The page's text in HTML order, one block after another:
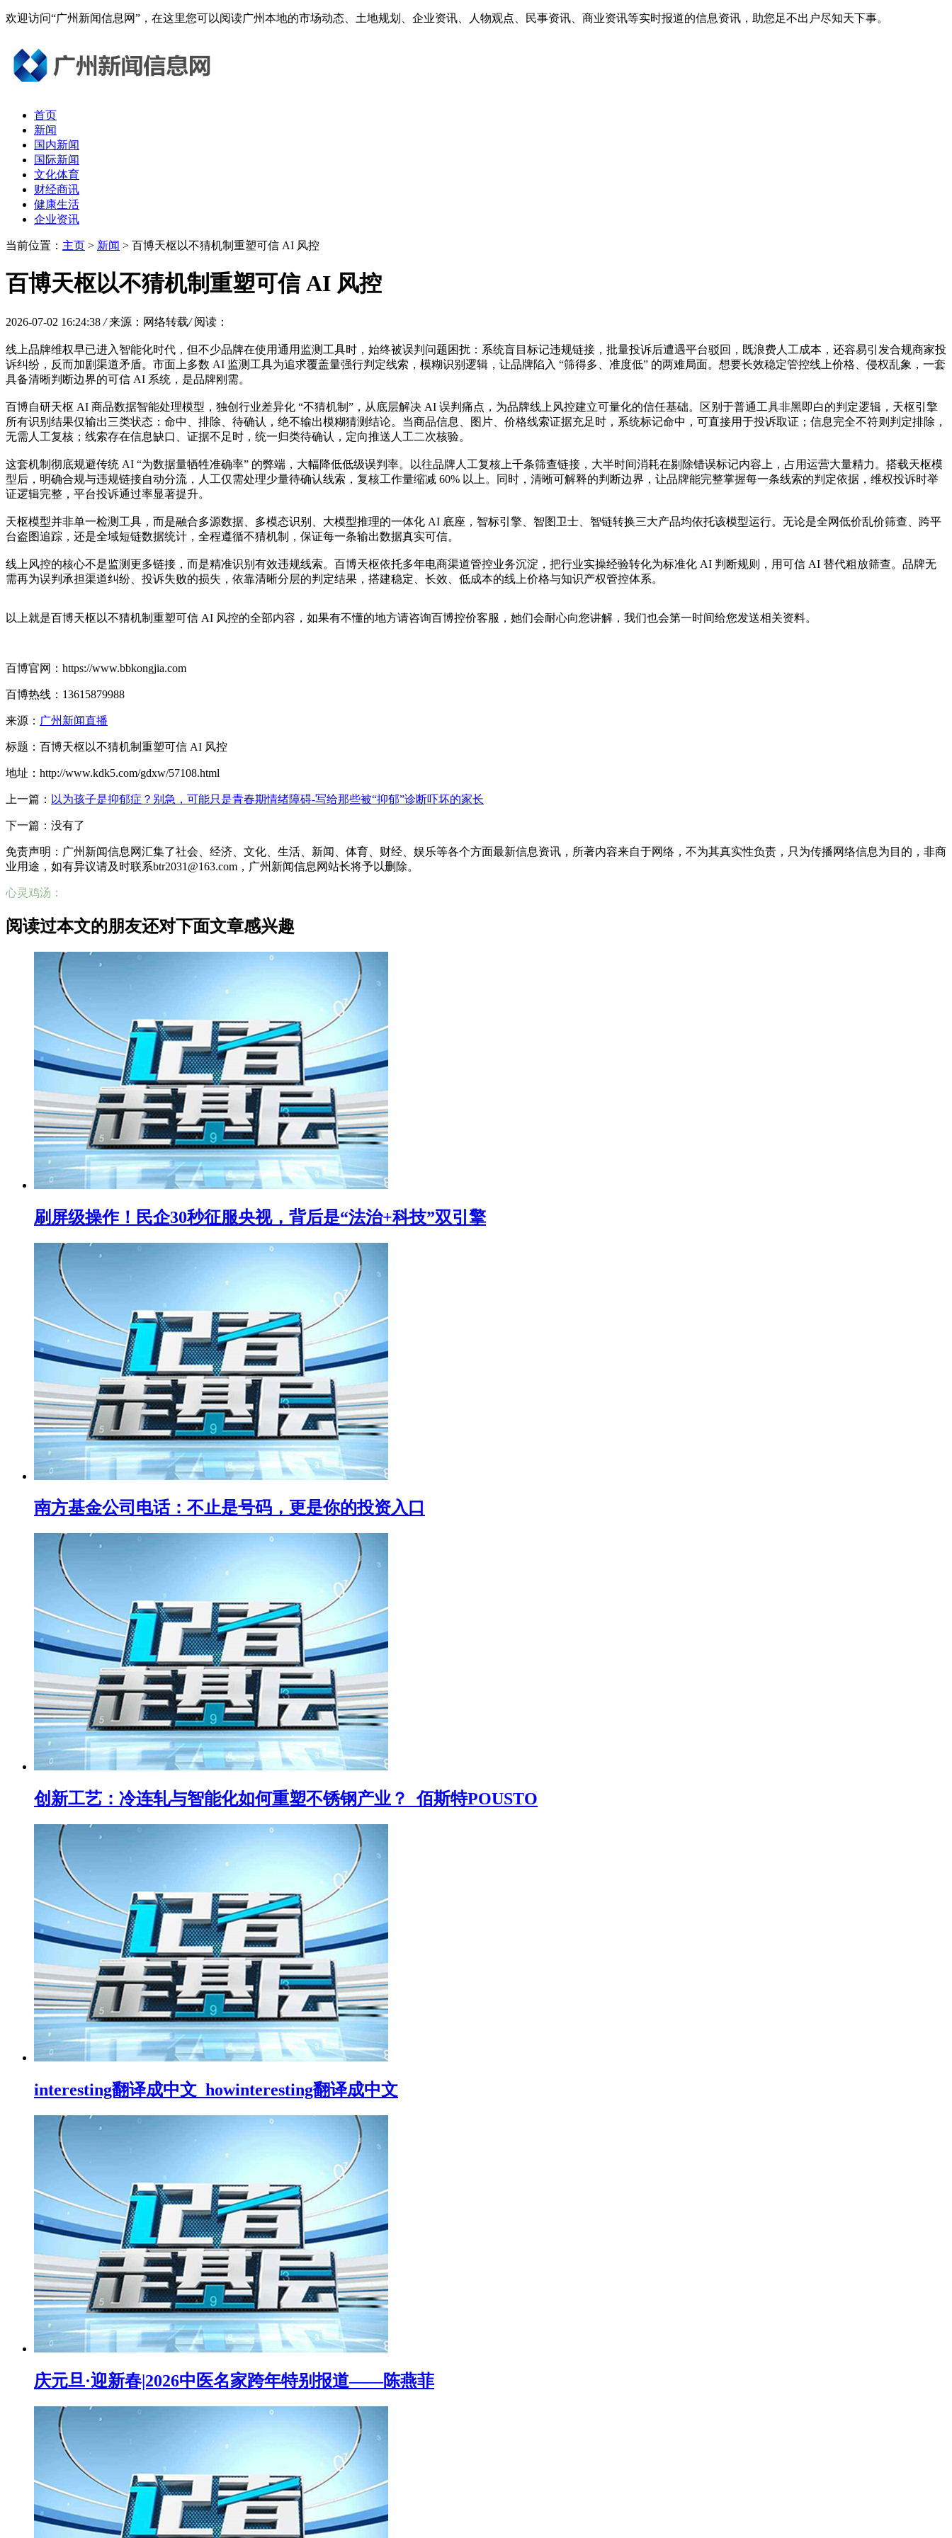
欢迎访问“广州新闻信息网”，在这里您可以阅读广州本地的市场动态、土地规划、企业资讯、人物观点、民事资讯、商业资讯等实时报道的信息资讯，助您足不出户尽知天下事。
首页
新闻
国内新闻
国际新闻
文化体育
财经商讯
健康生活
企业资讯
当前位置： 主页 > 新闻 > 百博天枢以不猜机制重塑可信 AI 风控
百博天枢以不猜机制重塑可信 AI 风控
2026-07-02 16:24:38 / 来源：网络转载/ 阅读：
线上品牌维权早已进入智能化时代，但不少品牌在使用通用监测工具时，始终被误判问题困扰：系统盲目标记违规链接，批量投诉后遭遇平台驳回，既浪费人工成本，还容易引发合规商家投
诉纠纷，反而加剧渠道矛盾。市面上多数 AI 监测工具为追求覆盖量强行判定线索，模糊识别逻辑，让品牌陷入 “筛得多、准度低” 的两难局面。想要长效稳定管控线上价格、侵权乱象，一套
具备清晰判断边界的可信 AI 系统，是品牌刚需。
百博自研天枢 AI 商品数据智能处理模型，独创行业差异化 “不猜机制”，从底层解决 AI 误判痛点，为品牌线上风控建立可量化的信任基础。区别于普通工具非黑即白的判定逻辑，天枢引擎
所有识别结果仅输出三类状态：命中、排除、待确认，绝不输出模糊猜测结论。当商品信息、图片、价格线索证据充足时，系统标记命中，可直接用于投诉取证；信息完全不符则判定排除，
无需人工复核；线索存在信息缺口、证据不足时，统一归类待确认，定向推送人工二次核验。
这套机制彻底规避传统 AI “为数据量牺牲准确率” 的弊端，大幅降低低级误判率。以往品牌人工复核上千条筛查链接，大半时间消耗在剔除错误标记内容上，占用运营大量精力。搭载天枢模
型后，明确合规与违规链接自动分流，人工仅需处理少量待确认线索，复核工作量缩减 60% 以上。同时，清晰可解释的判断边界，让品牌能完整掌握每一条线索的判定依据，维权投诉时举
证逻辑完整，平台投诉通过率显著提升。
天枢模型并非单一检测工具，而是融合多源数据、多模态识别、大模型推理的一体化 AI 底座，智标引擎、智图卫士、智链转换三大产品均依托该模型运行。无论是全网低价乱价筛查、跨平
台盗图追踪，还是全域短链数据统计，全程遵循不猜机制，保证每一条输出数据真实可信。
线上风控的核心不是监测更多链接，而是精准识别有效违规线索。百博天枢依托多年电商渠道管控业务沉淀，把行业实操经验转化为标准化 AI 判断规则，用可信 AI 替代粗放筛查。品牌无
需再为误判承担渠道纠纷、投诉失败的损失，依靠清晰分层的判定结果，搭建稳定、长效、低成本的线上价格与知识产权管控体系。
以上就是百博天枢以不猜机制重塑可信 AI 风控的全部内容，如果有不懂的地方请咨询百博控价客服，她们会耐心向您讲解，我们也会第一时间给您发送相关资料。
百博官网：https://www.bbkongjia.com
百博热线：13615879988
来源： 广州新闻直播
标题：百博天枢以不猜机制重塑可信 AI 风控
地址：http://www.kdk5.com/gdxw/57108.html
上一篇： 以为孩子是抑郁症？别急，可能只是青春期情绪障碍-写给那些被“抑郁”诊断吓坏的家长
下一篇：没有了
免责声明：广州新闻信息网汇集了社会、经济、文化、生活、新闻、体育、财经、娱乐等各个方面最新信息资讯，所著内容来自于网络，不为其真实性负责，只为传播网络信息为目的，非商
业用途，如有异议请及时联系btr2031@163.com，广州新闻信息网站长将予以删除。
心灵鸡汤：
阅读过本文的朋友还对下面文章感兴趣
刷屏级操作！民企30秒征服央视，背后是“法治+科技”双引擎
南方基金公司电话：不止是号码，更是你的投资入口
创新工艺：冷连轧与智能化如何重塑不锈钢产业？_佰斯特POUSTO
interesting翻译成中文_howinteresting翻译成中文
庆元旦·迎新春|2026中医名家跨年特别报道——陈燕菲